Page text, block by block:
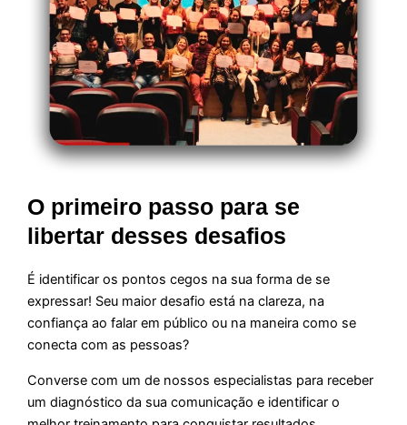
O primeiro passo para se
libertar desses desafios
É identificar os pontos cegos na sua forma de se
expressar! Seu maior desafio está na clareza, na
confiança ao falar em público ou na maneira como se
conecta com as pessoas?
Converse com um de nossos especialistas para receber
um diagnóstico da sua comunicação e identificar o